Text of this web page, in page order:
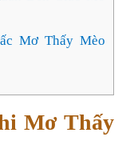
Mơ Thấy Mèo
Mơ Thấy